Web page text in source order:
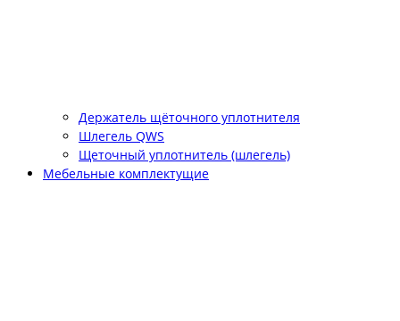
Держатель щёточного уплотнителя
Шлегель QWS
Щеточный уплотнитель (шлегель)
Мебельные комплектущие